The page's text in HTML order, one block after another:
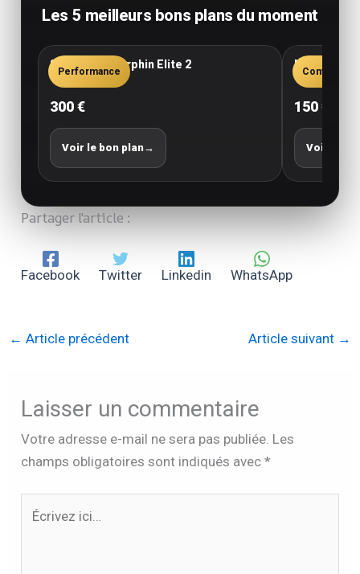
Les 5 meilleurs bons plans du moment
Performance
Saucony Endorphin Elite 2
300 €
Voir le bon plan→
Confort
New
150 €
Voir le
Partager l'article :
Facebook Twitter Linkedin WhatsApp
← Article précédent Article suivant →
Laisser un commentaire
Votre adresse e-mail ne sera pas publiée. Les
champs obligatoires sont indiqués avec*
ici…